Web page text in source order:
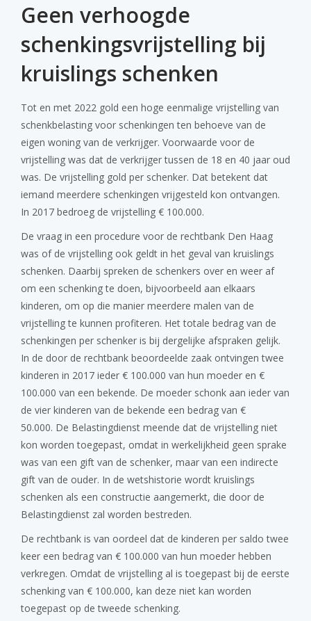
Geen verhoogde
schenkingsvrijstelling bij
kruislings schenken
Tot en met 2022 gold een hoge eenmalige vrijstelling van
schenkbelasting voor schenkingen ten behoeve van de
eigen woning van de verkrijger. Voorwaarde voor de
vrijstelling was dat de verkrijger tussen de 18 en 40 jaar oud
was. De vrijstelling gold per schenker. Dat betekent dat
iemand meerdere schenkingen vrijgesteld kon ontvangen.
In 2017 bedroeg de vrijstelling € 100.000.
De vraag in een procedure voor de rechtbank Den Haag
was of de vrijstelling ook geldt in het geval van kruislings
schenken. Daarbij spreken de schenkers over en weer af
om een schenking te doen, bijvoorbeeld aan elkaars
kinderen, om op die manier meerdere malen van de
vrijstelling te kunnen profiteren. Het totale bedrag van de
schenkingen per schenker is bij dergelijke afspraken gelijk.
In de door de rechtbank beoordeelde zaak ontvingen twee
kinderen in 2017 ieder € 100.000 van hun moeder en €
100.000 van een bekende. De moeder schonk aan ieder van
de vier kinderen van de bekende een bedrag van €
50.000. De Belastingdienst meende dat de vrijstelling niet
kon worden toegepast, omdat in werkelijkheid geen sprake
was van een gift van de schenker, maar van een indirecte
gift van de ouder. In de wetshistorie wordt kruislings
schenken als een constructie aangemerkt, die door de
Belastingdienst zal worden bestreden.
De rechtbank is van oordeel dat de kinderen per saldo twee
keer een bedrag van € 100.000 van hun moeder hebben
verkregen. Omdat de vrijstelling al is toegepast bij de eerste
schenking van € 100.000, kan deze niet kan worden
toegepast op de tweede schenking.